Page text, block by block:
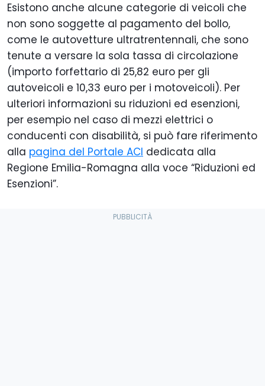
Esistono anche alcune categorie di veicoli che
non sono soggette al pagamento del bollo,
come le autovetture ultratrentennali, che sono
tenute a versare la sola tassa di circolazione
(importo forfettario di 25,82 euro per gli
autoveicoli e 10,33 euro per i motoveicoli). Per
ulteriori informazioni su riduzioni ed esenzioni,
per esempio nel caso di mezzi elettrici o
conducenti con disabilità, si può fare riferimento
alla pagina del Portale ACI dedicata alla
Regione Emilia-Romagna alla voce “Riduzioni ed
Esenzioni”.